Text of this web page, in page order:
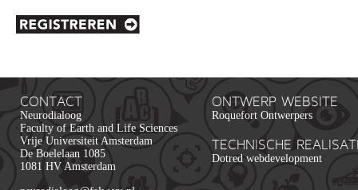
CONTACT
Neurodialoog
Faculty of Earth and Life Sciences
Vrije Universiteit Amsterdam
De Boelelaan 1085
1081 HV Amsterdam
ONTWERP WEBSITE
Roquefort Ontwerpers
TECHNISCHE
Dotred webdevelopment